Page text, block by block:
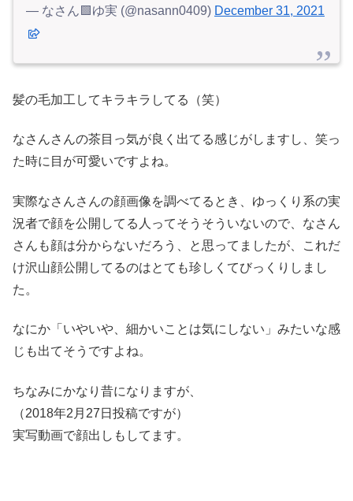
— なさん🟩ゆ実 (@nasann0409) December 31, 2021
髪の毛加工してキラキラしてる（笑）
なさんさんの茶目っ気が良く出てる感じがしますし、笑っ
た時に目が可愛いですよね。
実際なさんさんの顔画像を調べてるとき、ゆっくり系の実
況者で顔を公開してる人ってそうそういないので、なさん
さんも顔は分からないだろう、と思ってましたが、これだ
け沢山顔公開してるのはとても珍しくてびっくりしまし
た。
なにか「いやいや、細かいことは気にしない」みたいな感
じも出てそうですよね。
ちなみにかなり昔になりますが、
（2018年2月27日投稿ですが）
実写動画で顔出しもしてます。